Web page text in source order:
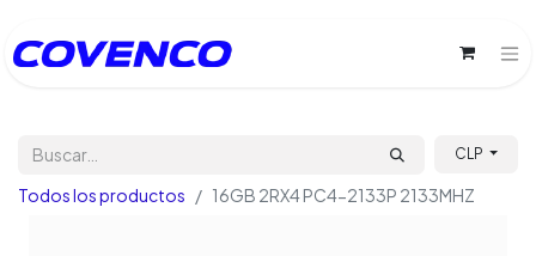
CLP
Todos los productos 16GB 2RX4 PC4-2133P 2133MHZ